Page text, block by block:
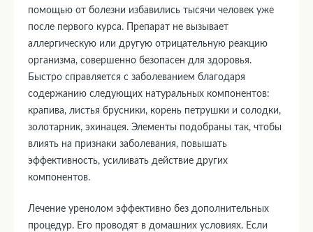
помощью от болезни избавились тысячи человек уже
после первого курса. Препарат не вызывает
аллергическую или другую отрицательную реакцию
организма, совершенно безопасен для здоровья.
Быстро справляется с заболеванием благодаря
содержанию следующих натуральных компонентов:
крапива, листья брусники, корень петрушки и солодки,
золотарник, эхинацея. Элементы подобраны так, чтобы
влиять на признаки заболевания, повышать
эффективность, усиливать действие других
компонентов.
Лечение уренолом эффективно без дополнительных
процедур. Его проводят в домашних условиях. Если